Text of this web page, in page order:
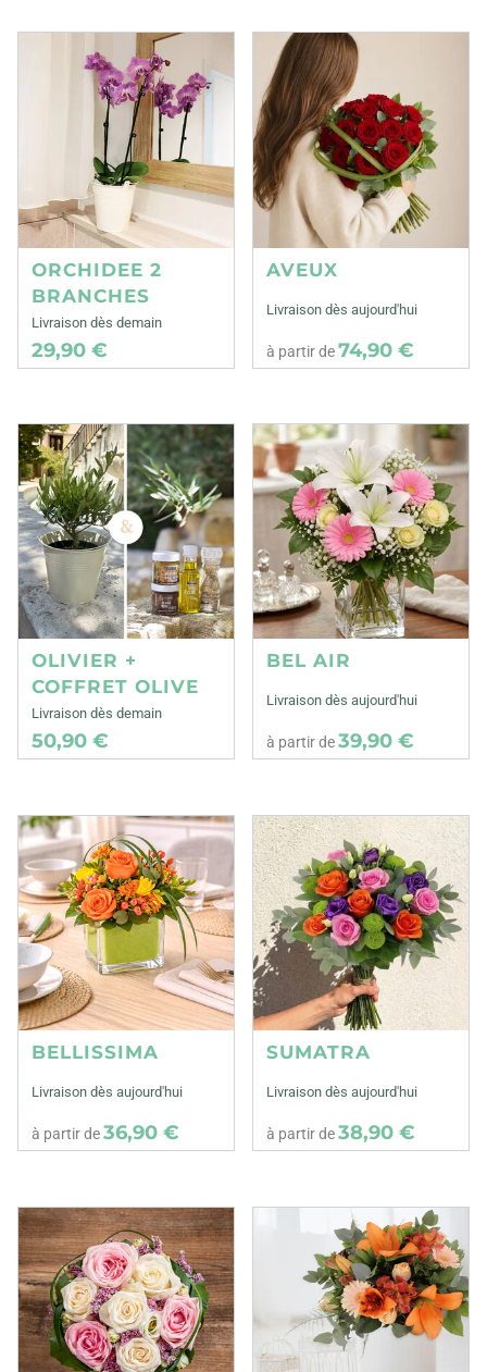
ORCHIDEE 2
BRANCHES
Livraison dès demain
29,90 €
AVEUX
Livraison dès aujourd'hui
à partir de74,90 €
OLIVIER +
COFFRET OLIVE
Livraison dès demain
50,90 €
BEL AIR
Livraison dès aujourd'hui
à partir de39,90 €
BELLISSIMA
Livraison dès aujourd'hui
à partir de36,90 €
SUMATRA
Livraison dès aujourd'hui
à partir de38,90 €